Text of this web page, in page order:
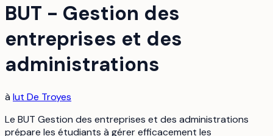
BUT - Gestion des
entreprises et des
administrations
à Iut De Troyes
Le BUT Gestion des entreprises et des administrations
prépare les étudiants à gérer efficacement les